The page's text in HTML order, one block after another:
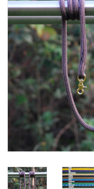
Sets
Zubehör
Reitpad
Veranstaltungen